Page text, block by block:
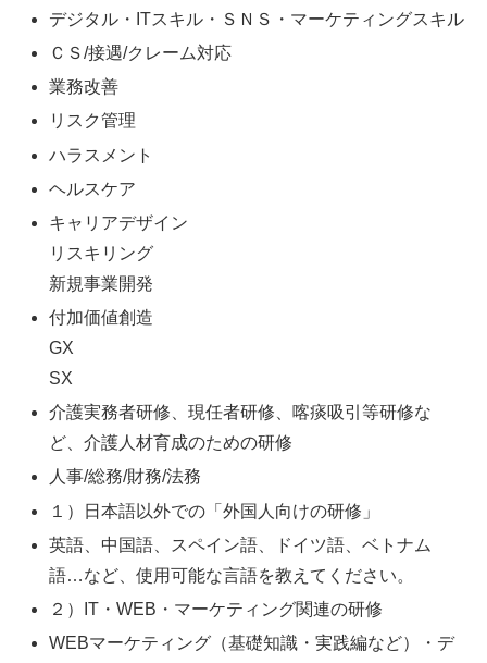
デジタル・ITスキル・ＳＮＳ・マーケティングスキル
ＣＳ/接遇/クレーム対応
業務改善
リスク管理
ハラスメント
ヘルスケア
キャリアデザイン
リスキリング
新規事業開発
付加価値創造
GX
SX
介護実務者研修、現任者研修、喀痰吸引等研修な
ど、介護人材育成のための研修
人事/総務/財務/法務
１）日本語以外での「外国人向けの研修」
英語、中国語、スペイン語、ドイツ語、ベトナム
語…など、使用可能な言語を教えてください。
２）IT・WEB・マーケティング関連の研修
WEBマーケティング（基礎知識・実践編など）・デ